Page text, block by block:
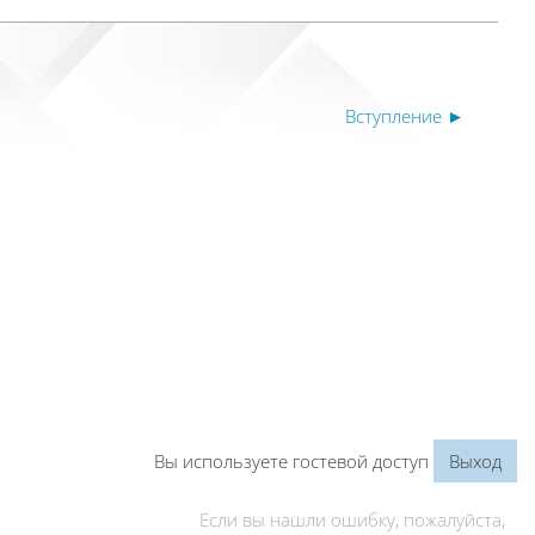
Вступление ►
Вы используете гостевой доступ Выход
Если вы нашли ошибку, пожалуйста,